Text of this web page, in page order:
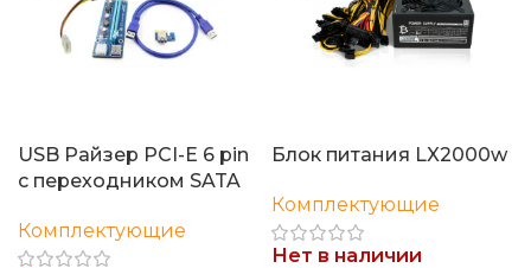
USB Райзер PCI-E 6 pin
с переходником SATA
Комплектующие
Блок питания LX2000w
Комплектующие
Нет в наличии